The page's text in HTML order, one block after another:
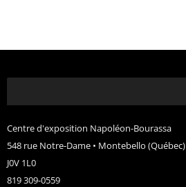
Centre d'exposition Napoléon-Bourassa
548 rue Notre-Dame • Montebello (Québec)
J0V 1L0
819 309-0559